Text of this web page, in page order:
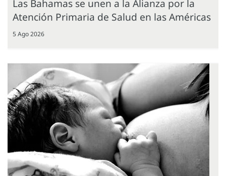
Las Bahamas se unen a la Alianza por la
Atención Primaria de Salud en las Américas
5 Ago 2026